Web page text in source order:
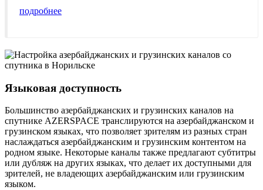
подробнее
Языковая доступность
Большинство азербайджанских и грузинских каналов на
спутнике AZERSPACE транслируются на азербайджанском и
грузинском языках, что позволяет зрителям из разных стран
наслаждаться азербайджанским и грузинским контентом на
родном языке. Некоторые каналы также предлагают субтитры
или дубляж на других языках, что делает их доступными для
зрителей, не владеющих азербайджанским или грузинским
языком.